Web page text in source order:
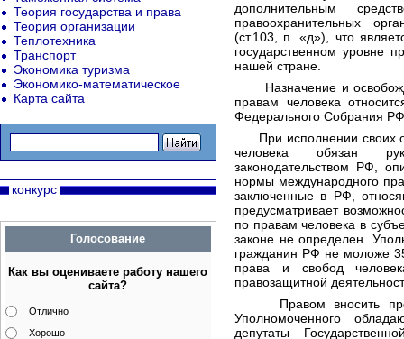
дополнительным
правоохранительных
(ст.103, п. «д»), что
государственном уровне
нашей стране.
Назначение и
правам человека
Федерального Собрания
При исполнении своих
человека обязан
законодательством РФ,
нормы международного
заключенные в РФ,
предусматривает
по правам человека в
законе не определен.
гражданин РФ не моложе
права и свобод
правозащитной
Правом вносить
Уполномоченного
депутаты
Теория государства и права
Теория организации
Теплотехника
Транспорт
Экономика туризма
Экономико-математическое
Карта сайта
конкурс
Голосование
Как вы оцениваете работу нашего
сайта?
Отлично
Хорошо